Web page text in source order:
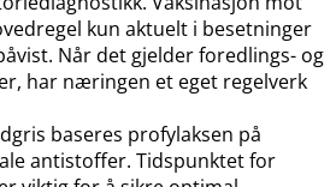
kun aktuelt i besetninger
Når det gjelder foredlings- og
har næringen et eget regelverk
baseres profylaksen på
antistoffer. Tidspunktet for